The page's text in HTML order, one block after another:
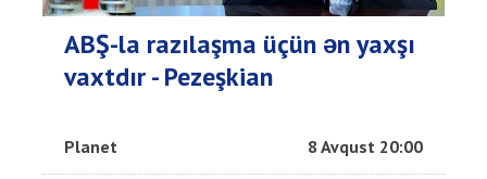
ABŞ-la razılaşma üçün ən yaxşı
vaxtdır - Pezeşkian
Planet 8 Avqust 20:00